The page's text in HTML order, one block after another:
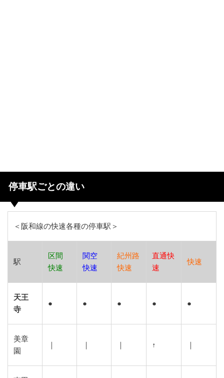
停車駅ごとの違い
＜阪和線の快速各種の停車駅＞
駅
区間
快速
関空
快速
紀州路
快速
直通快
速
快速
天王
寺
● ● ● ● ●
美章
園
↑